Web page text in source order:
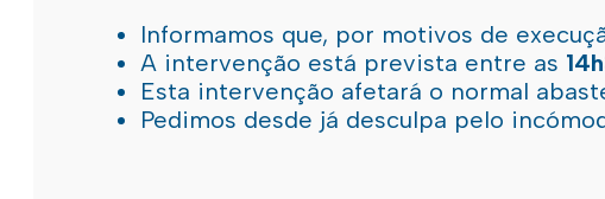
Informamos que, por motivos de
A intervenção está prevista entre as
Esta intervenção afetará o normal
Pedimos desde já desculpa pelo